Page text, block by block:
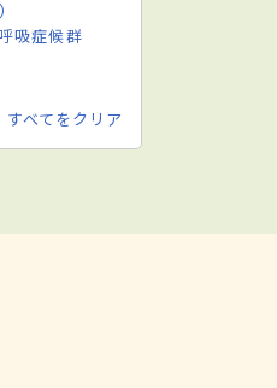
吸症候群
すべてをクリア